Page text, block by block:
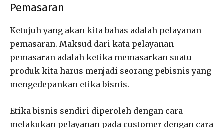
Pemasaran
Ketujuh yang akan kita bahas adalah pelayanan
pemasaran. Maksud dari kata pelayanan
pemasaran adalah ketika memasarkan suatu
produk kita harus menjadi seorang pebisnis yang
mengedepankan etika bisnis.
Etika bisnis sendiri diperoleh dengan cara
melakukan pelayanan pada customer dengan cara